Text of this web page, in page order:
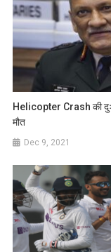
Helicopter Crash की
मौत
Dec 9, 2021